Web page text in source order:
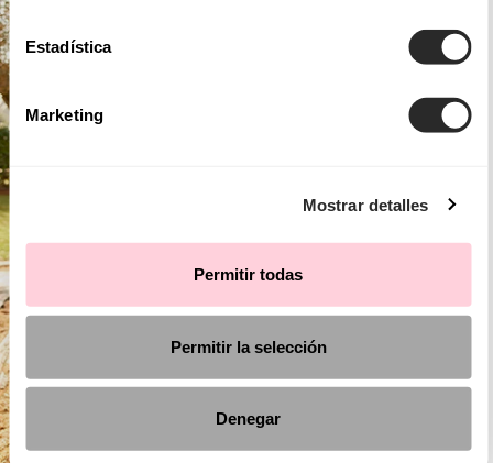
Estadística
Marketing
Mostrar detalles
Permitir todas
Permitir la selección
Denegar